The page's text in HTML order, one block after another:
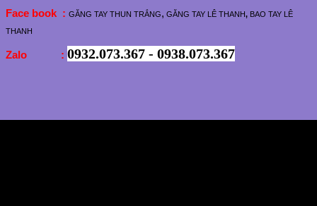
Face book :GĂNG TAY THUN TRẮNG, GĂNG TAY LÊ THANH, BAO TAY LÊ
THANH
Zalo : 0932.073.367 - 0938.073.367